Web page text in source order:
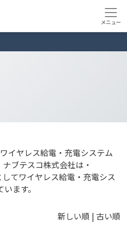
イヤレス給電・充電システム
ブテスコ株式会社は・
てワイヤレス給電・充電シス
ます。
新しい順 | 古い順